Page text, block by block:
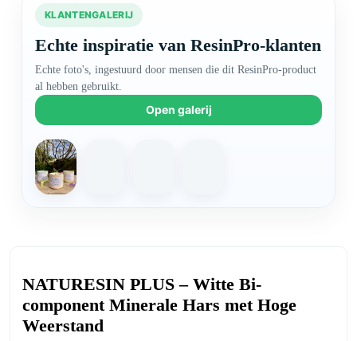
KLANTENGALERIJ
Echte inspiratie van ResinPro-klanten
Echte foto's, ingestuurd door mensen die dit ResinPro-product
al hebben gebruikt.
Open galerij
NATURESIN PLUS – Witte Bi-
component Minerale Hars met Hoge
Weerstand